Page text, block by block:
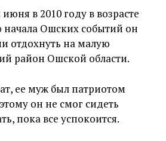
в 2010 году в возрасте
начала Ошских событий он
отдохнуть на малую
район Ошской области.
ее муж был патриотом
он не смог сидеть
пока все успокоится.